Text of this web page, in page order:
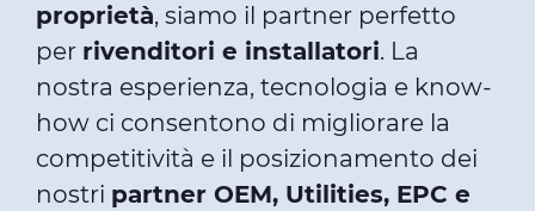
proprietà, siamo il partner perfetto
per rivenditori e installatori. La
nostra esperienza, tecnologia e know-
how ci consentono di migliorare la
competitività e il posizionamento dei
nostri partner OEM, Utilities, EPC e